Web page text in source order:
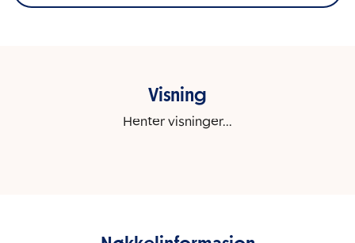
Visning
Henter visninger...